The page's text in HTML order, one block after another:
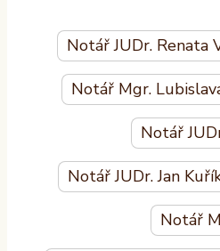
Notář JUDr. Renata
Notář Mgr.
Notář
Notář JUDr. Jan
Notář